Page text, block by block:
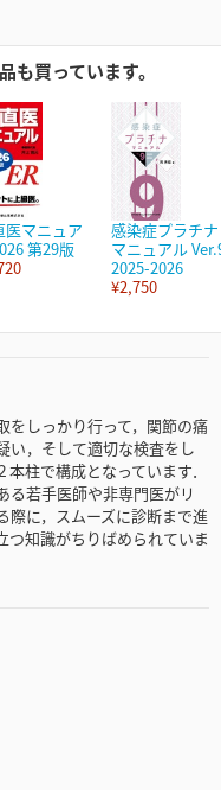
も買っています。
医マニュア
第29版
感染症プラチナ
マニュアル
2025-2026
¥2,750
をしっかり行って，関節の痛
，そして適切な検査をし
柱で構成となっています．
る若手医師や非専門医がリ
際に，スムーズに診断まで進
つ知識がちりばめられていま